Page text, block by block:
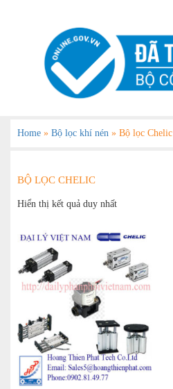
Home » Bộ lọc khí nén » Bộ lọc Chelic
BỘ LỌC CHELIC
Hiển thị kết quả duy nhất